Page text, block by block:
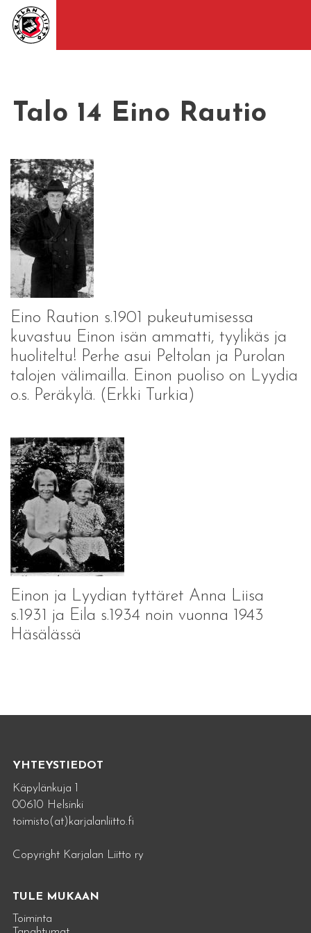
Talo 14 Eino Rautio
Eino Raution s.1901 pukeutumisessa
kuvastuu Einon isän ammatti, tyylikäs ja
huoliteltu! Perhe asui Peltolan ja Purolan
talojen välimailla. Einon puoliso on Lyydia
o.s. Peräkylä. (Erkki Turkia)
Einon ja Lyydian tyttäret Anna Liisa
s.1931 ja Eila s.1934 noin vuonna 1943
Häsälässä
YHTEYSTIEDOT
Käpylänkuja 1
00610 Helsinki
toimisto(at)karjalanliitto.fi
Copyright Karjalan Liitto ry
TULE MUKAAN
Toiminta